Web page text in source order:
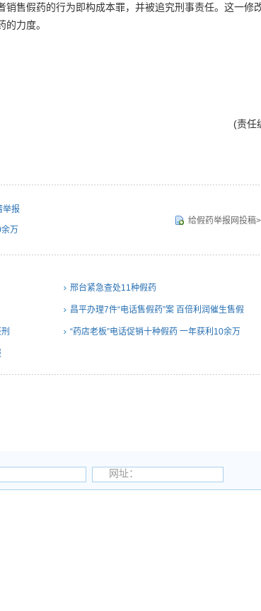
销售假药的行为即构成本罪，并被追究刑事责任。这一修
力度。
(责任
举报
万
给假药举报网投稿
邢台紧急查处11种假药
昌平办理7件“电话售假药”案 百倍利润催生售假
“药店老板”电话促销十种假药 一年获利10余万
网址：